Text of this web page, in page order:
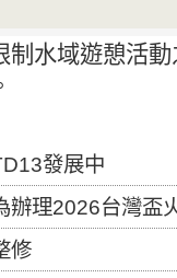
水域遊憩活
發展中
盃火箭競賽，陸、海、空域警
修